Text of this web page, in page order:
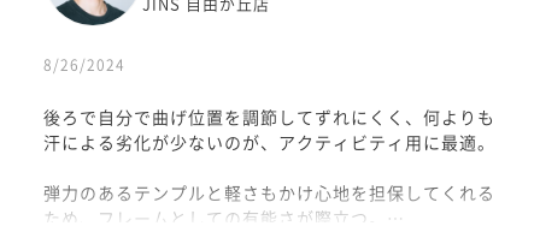
8/26/2024
後ろで自分で曲げ位置を調節してずれにくく、何よりも
汗による劣化が少ないのが、アクティビティ用に最適。
弾力のあるテンプルと軽さもかけ心地を担保してくれる
ため、フレームとしての有能さが際立つ。